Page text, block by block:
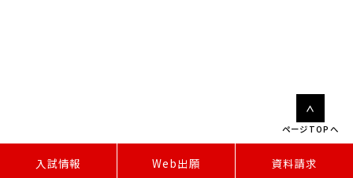
入試情報 Web出願 資料請求
ページTOPへ